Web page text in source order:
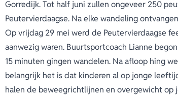
Gorredijk. Tot half juni zullen ongeveer 250
Peutervierdaagse. Na elke wandeling
Op vrijdag 29 mei werd de Peutervierdaagse
aanwezig waren. Buurtsportcoach Lianne
15 minuten gingen wandelen. Na afloop hing
belangrijk het is dat kinderen al op jonge
halen de beweegrichtlijnen en overgewicht